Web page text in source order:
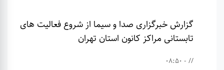
گزارش خبرگزاری صدا و سیما از شروع فعالیت های
تابستانی مراکز کانون استان تهران
// - 08:50